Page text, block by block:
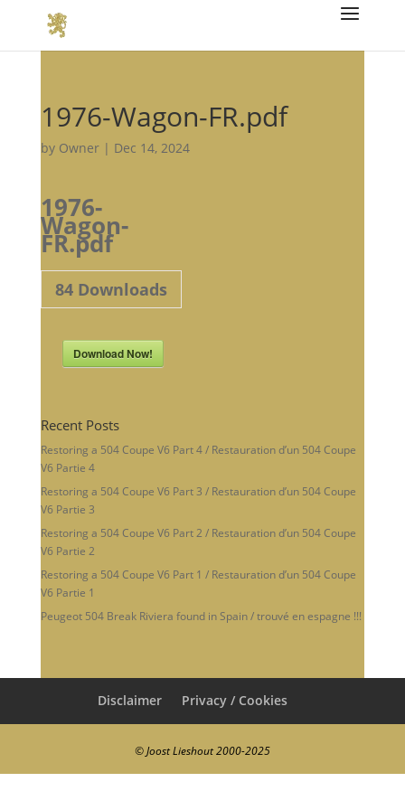
1976-Wagon-FR.pdf
by Owner| Dec 14, 2024
1976-
Wagon-
FR.pdf
84Downloads
Download Now!
Recent Posts
Restoring a 504 Coupe V6 Part 4 / Restauration d’un 504 Coupe
V6 Partie 4
Restoring a 504 Coupe V6 Part 3 / Restauration d’un 504 Coupe
V6 Partie 3
Restoring a 504 Coupe V6 Part 2 / Restauration d’un 504 Coupe
V6 Partie 2
Restoring a 504 Coupe V6 Part 1 / Restauration d’un 504 Coupe
V6 Partie 1
Peugeot 504 Break Riviera found in Spain / trouvé en espagne !!!
Disclaimer Privacy / Cookies
© Joost Lieshout 2000-2025